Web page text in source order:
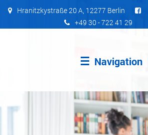

Hranitzkystraße 20 A, 12277 Berlin
+49 30 - 722 41 29
☰ Navigation